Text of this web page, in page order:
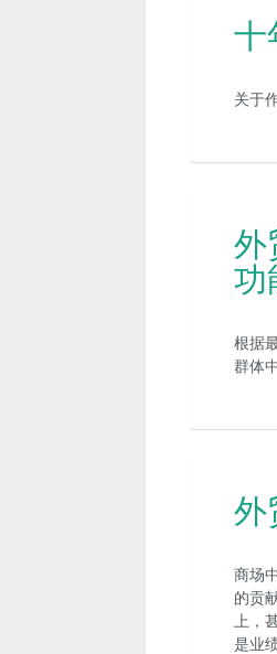
十
关于
外
功
根据
群体
外
商场
的贡
上，
是业